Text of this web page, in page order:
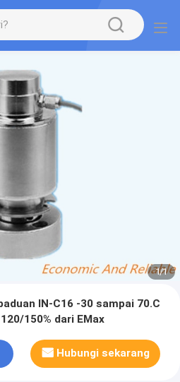
1/1
IN-C16 -30 sampai 70.C
150% dari EMax
Hubungi sekarang